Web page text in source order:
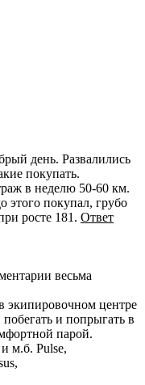
день. Развалились
покупать.
в неделю 50-60 км.
этого покупал, грубо
росте 181. Ответ
весьма
экипировочном центре
и попрыгать в
парой.
м.б. Pulse,